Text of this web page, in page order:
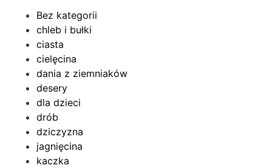
Bez kategorii
chleb i bułki
ciasta
cielęcina
dania z ziemniaków
desery
dla dzieci
drób
dziczyzna
jagnięcina
kaczka